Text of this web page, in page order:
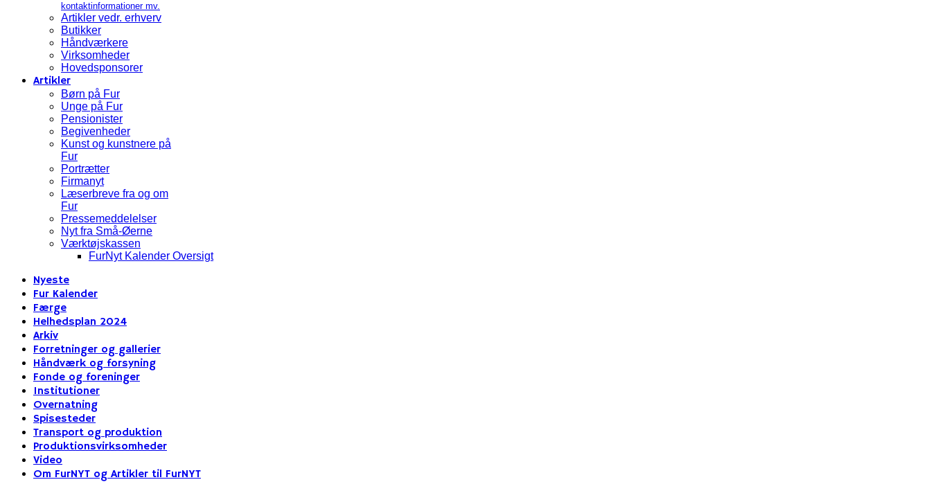
kontaktinformationer mv.
Artikler vedr. erhverv
Butikker
Håndværkere
Virksomheder
Hovedsponsorer
Artikler
Børn på Fur
Unge på Fur
Pensionister
Begivenheder
Kunst og kunstnere på
Fur
Portrætter
Firmanyt
Læserbreve fra og om
Fur
Pressemeddelelser
Nyt fra Små-Øerne
Værktøjskassen
FurNyt Kalender Oversigt
Nyeste
Fur Kalender
Færge
Helhedsplan 2024
Arkiv
Forretninger og gallerier
Håndværk og forsyning
Fonde og foreninger
Institutioner
Overnatning
Spisesteder
Transport og produktion
Produktionsvirksomheder
Video
Om FurNYT og Artikler til FurNYT